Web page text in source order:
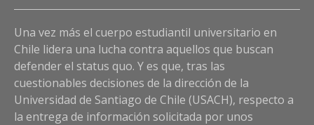
Una vez más el cuerpo estudiantil universitario en
Chile lidera una lucha contra aquellos que buscan
defender el status quo. Y es que, tras las
cuestionables decisiones de la dirección de la
Universidad de Santiago de Chile (USACH), respecto a
la entrega de información solicitada por unos